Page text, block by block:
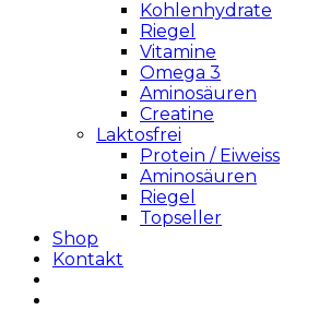
Kohlenhydrate
Riegel
Vitamine
Omega 3
Aminosäuren
Creatine
Laktosfrei
Protein / Eiweiss
Aminosäuren
Riegel
Topseller
Shop
Kontakt